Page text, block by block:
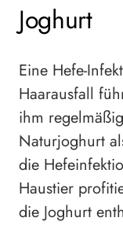
Joghurt
Eine Hefe-
Haarausfall
ihm
Naturjoghurt
die
Haustier
die Joghurt